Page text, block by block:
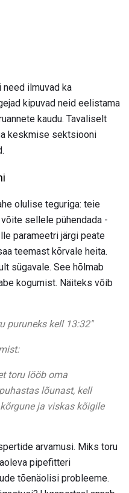
ilmuvad ka
kipuvad neid eelistama
kaudu. Tavaliselt
keskmise sektsiooni
olulise teguriga: teie
sellele pühendada -
parameetri järgi peate
teemast kõrvale heita.
sügavale. See hõlmab
kogumist. Näiteks võib
puruneks kell 13:32"
toru lööb oma
lõunast, kell
ja viskas kõigile
arvamusi. Miks toru
pipefitteri
tõenäolisi probleeme.